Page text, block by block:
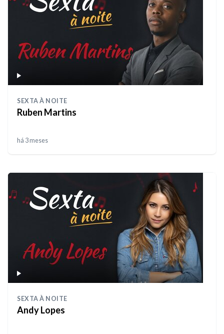
SEXTA À NOITE
Ruben Martins
há 3 meses
SEXTA À NOITE
Andy Lopes